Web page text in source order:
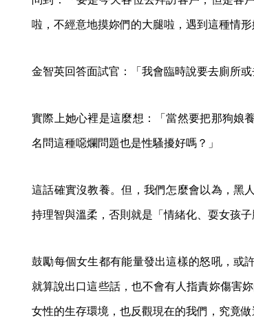
啦，不經意地摸妳們的大腿啦，遇到這種情形
金智英回答面試官：「我會臨時說要去廁所
實際上她心裡是這麼想：「當然要把那狗娘
名問這種噁爛問題也是性騷擾好嗎？」
這話確實沒教養。但，我們怎麼會以為，黑
持理智與溫柔，否則就是「情緒化、耍女孩子
鼓勵每個女生都有能量發出這樣的怒吼，或
就算說出口這些話，也不會有人指責妳傷害
女性的生存環境，也反觀現在的我們，究竟